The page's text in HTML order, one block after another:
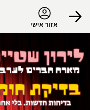
אזור אישי